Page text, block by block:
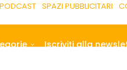
SPAZI PUBBLICITARI
Iscriviti alla